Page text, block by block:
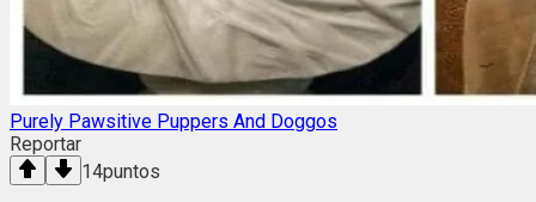
Purely Pawsitive Puppers And Doggos
Reportar
14puntos